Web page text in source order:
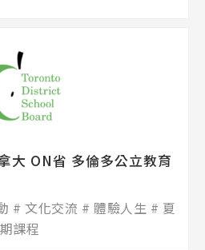
門 遊學團
教育學區
大 ON省 多倫多公立教育
文化交流 體驗人生
夏
課程